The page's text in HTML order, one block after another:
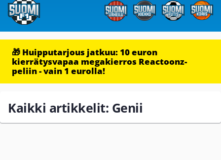
🎁 Huipputarjous jatkuu: 10 euron
kierrätysvapaa megakierros Reactoonz-
peliin - vain 1 eurolla!
Kaikki artikkelit: Genii